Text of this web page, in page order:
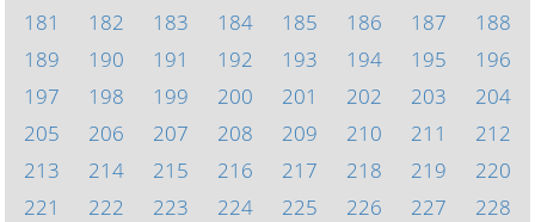
181
182 183 184 185 186 187
188
189
190 191 192 193 194 195
196
197
198 199 200 201 202 203
204
205
206 207 208 209 210 211
212
213
214 215 216 217 218 219
220
221
222 223 224 225 226 227
228